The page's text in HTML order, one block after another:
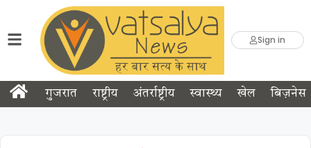
Sign in
गुजरात राष्ट्रीय अंतर्राष्ट्रीय स्वास्थ्य खेल बिज़नेस